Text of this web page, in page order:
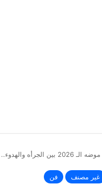
بين الجرأه والهدوء.. تفاصيل
غير مصنف فن